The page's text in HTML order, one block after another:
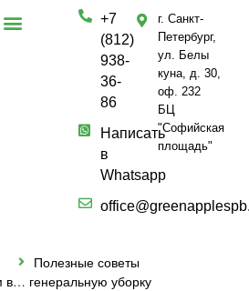
+7
(812)
938-
36-
86
Написать
в
Whatsapp
г. Санкт-
Петербург,
ул. Белы
куна, д. 30,
оф. 232
БЦ
"Софийская
площадь"
Полезные советы
в… генеральную уборку